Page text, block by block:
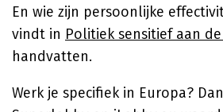
En wie zijn persoonlijke
vindt in Politiek sensitief aan
handvatten.
Werk je specifiek in Europa?